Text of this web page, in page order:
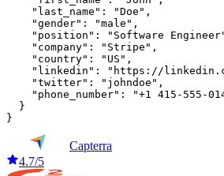
    "last_name": "Doe",
    "gender": "male",
"position": "Software
    "company": "Stripe",
    "country": "US",
"linkedin": "https://
    "twitter": "johndoe",
"phone_number": "+1 415-555-
  }
}
Capterra
4.7/5